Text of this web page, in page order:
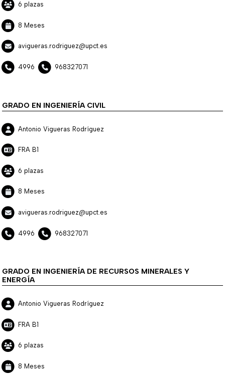
6 plazas
8 Meses
avigueras.rodriguez@upct.es
4996 968327071
GRADO EN INGENIERÍA CIVIL
Antonio Vigueras Rodríguez
FRA B1
6 plazas
8 Meses
avigueras.rodriguez@upct.es
4996 968327071
GRADO EN INGENIERÍA DE RECURSOS MINERALES Y
ENERGÍA
Antonio Vigueras Rodríguez
FRA B1
6 plazas
8 Meses